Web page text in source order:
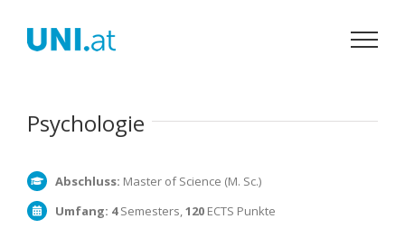
Inhalt
springen
Psychologie
Abschluss: Master of Science (M. Sc.)
Umfang: 4Semesters,120 ECTS Punkte